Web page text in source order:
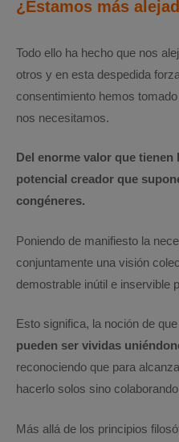
¿Estamos más
Todo ello ha hecho que nos
otros y en esta despedida
consentimiento hemos
nos necesitamos.
Del enorme valor que
potencial creador que
congéneres.
Poniendo de manifiesto la
conjuntamente una visión
demostrable inútil e inservible
Esto significa, la noción de que
pueden ser vividas
reconociendo que para
hacerlo solos sino
Más allá de los principios